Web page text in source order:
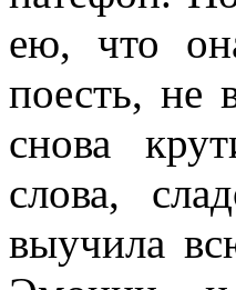
ею, что
поесть, не
снова
слова,
выучила